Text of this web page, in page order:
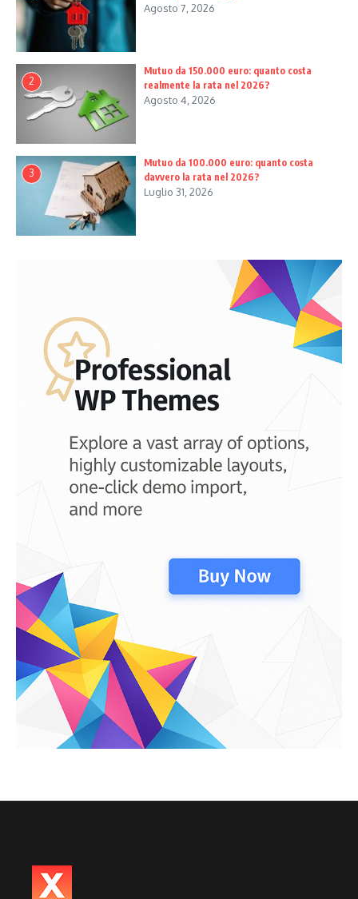
Agosto 7, 2026
2
Mutuo da 150.000 euro: quanto costa
realmente la rata nel 2026?
Agosto 4, 2026
3
Mutuo da 100.000 euro: quanto costa
davvero la rata nel 2026?
Luglio 31, 2026